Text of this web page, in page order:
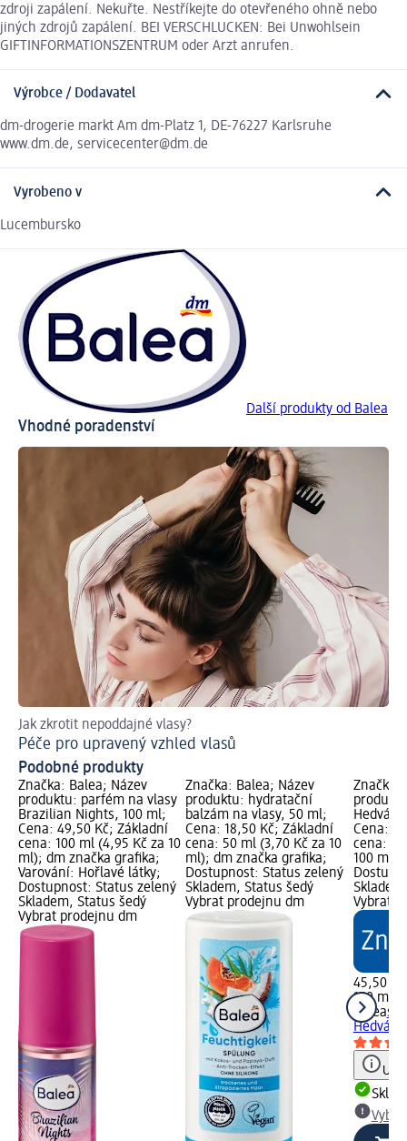
zdroji zapálení. Nekuřte. Nestříkejte do otevřeného ohně nebo
jiných zdrojů zapálení. BEI VERSCHLUCKEN: Bei Unwohlsein
GIFTINFORMATIONSZENTRUM oder Arzt anrufen.
Výrobce / Dodavatel
dm-drogerie markt Am dm-Platz 1, DE-76227 Karlsruhe
www.dm.de, servicecenter@dm.de
Vyrobeno v
Lucembursko
Další produkty od Balea
Vhodné poradenství
Jak zkrotit nepoddajné vlasy?
Péče pro upravený vzhled vlasů
Podobné produkty
Značka: Balea; Název
produktu: parfém na vlasy
Brazilian Nights, 100 ml;
Cena: 49,50 Kč; Základní
cena: 100 ml (4,95 Kč za 10
ml); dm značka grafika;
Varování: Hořlavé látky;
Dostupnost: Status zelený
Skladem, Status šedý
Vybrat prodejnu dm
Značka: Balea; Název
produktu: hydratační
balzám na vlasy, 50 ml;
Cena: 18,50 Kč; Základní
cena: 50 ml (3,70 Kč za 10
ml); dm značka grafika;
Dostupnost: Status zelený
Skladem, Status šedý
Vybrat prodejnu dm
Značka:
Cena:
cena:
100 ml);
Vybrat
45,50 Kč
150 ml
Balea